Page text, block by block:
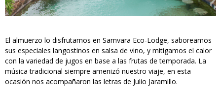
El almuerzo lo disfrutamos en Samvara Eco-Lodge, saboreamos
sus especiales langostinos en salsa de vino, y mitigamos el calor
con la variedad de jugos en base a las frutas de temporada. La
música tradicional siempre amenizó nuestro viaje, en esta
ocasión nos acompañaron las letras de Julio Jaramillo.